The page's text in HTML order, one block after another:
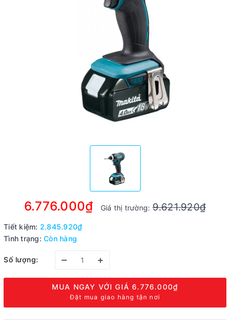
6.776.000₫ Giá thị trường:9.621.920₫
Tiết kiệm: 2.845.920₫
Tình trạng: Còn hàng
Số lượng: – +
MUA NGAY VỚI GIÁ6.776.000₫
Đặt mua giao hàng tận nơi